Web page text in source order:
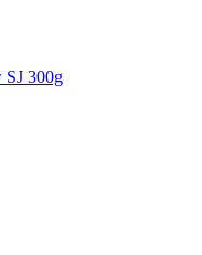
SJ 300g